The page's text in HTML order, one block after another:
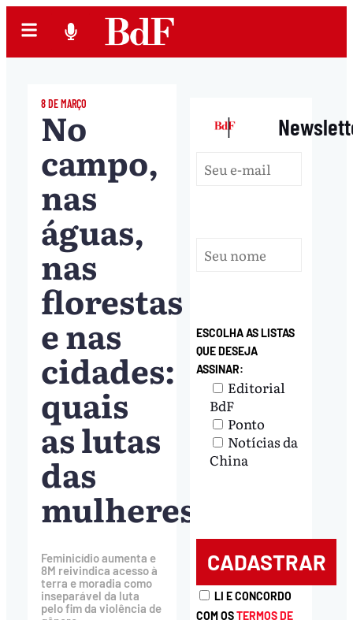
8 DE MARÇO
No
campo,
nas
águas,
nas
florestas
e nas
cidades:
quais
as lutas
das
mulheres?
Feminicídio aumenta e
8M reivindica acesso à
terra e moradia como
inseparável da luta
pelo fim da violência de
|
ESCOLHA AS LISTAS
QUE DESEJA
ASSINAR:
Editorial
BdF
Ponto
Notícias da
China
LI E CONCORDO
COM OSTERMOS DE